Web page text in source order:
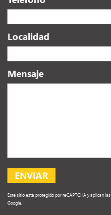
Localidad
Mensaje
Este sitio está protegido por reCAPTCHA y aplican las
Google.